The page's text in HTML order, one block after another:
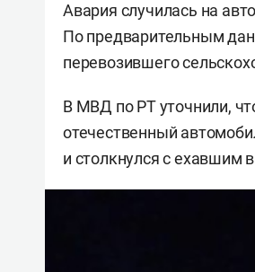
Авария случилась на
По предварительным
перевозившего
В МВД по РТ уточнили,
отечественный
и столкнулся с ехавшим